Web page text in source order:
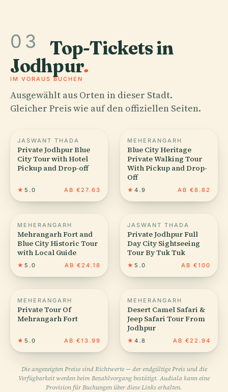
03 Top-Tickets in
Jodhpur.
IM VORAUS BUCHEN
Ausgewählt aus Orten in dieser Stadt.
Gleicher Preis wie auf den offiziellen Seiten.
JASWANT THADA
Private Jodhpur Blue
City Tour with Hotel
Pickup and Drop-off
★ 5.0 AB €27.63
MEHERANGARH
Blue City Heritage
Private Walking Tour
With Pickup and Drop-
Off
★ 4.9 AB €8.82
MEHERANGARH
Mehrangarh Fort and
Blue City Historic Tour
with Local Guide
★ 5.0 AB €24.18
JASWANT THADA
Private Jodhpur Full
Day City Sightseeing
Tour By Tuk Tuk
★ 5.0 AB €100
MEHERANGARH
Private Tour Of
Mehrangarh Fort
★ 5.0 AB €13.99
MEHERANGARH
Desert Camel Safari &
Jeep Safari Tour From
Jodhpur
★ 4.8 AB €22.94
Die angezeigten Preise sind Richtwerte — der endgültige Preis und die
Verfügbarkeit werden beim Bezahlvorgang bestätigt. Audiala kann eine
Provision für Buchungen über diese Links erhalten.